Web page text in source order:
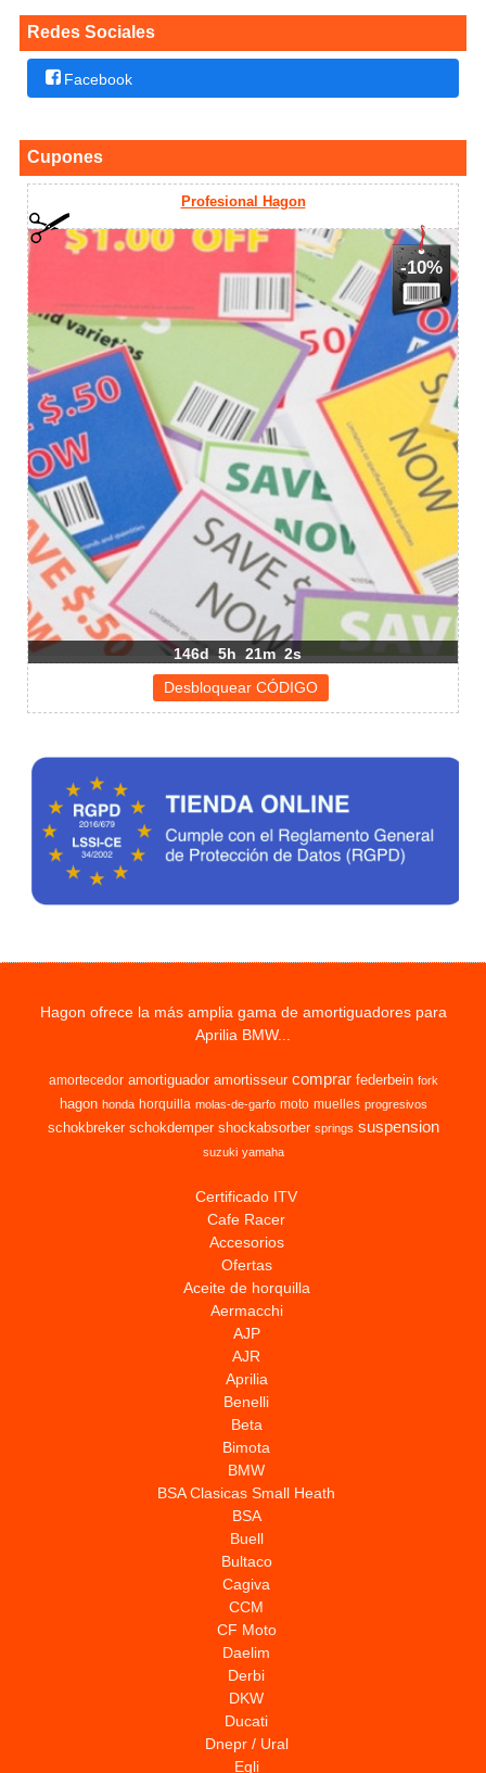
Redes Sociales
Facebook
Cupones
Profesional Hagon
-10%
146d 5h 21m 1s
Hagon ofrece la más amplia gama de amortiguadores para
Aprilia BMW...
amortecedor amortiguador amortisseur comprar federbein fork
hagon honda horquilla molas-de-garfo moto muelles progresivos
schokbreker schokdemper shockabsorber springs suspension
suzuki yamaha
Certificado ITV
Cafe Racer
Accesorios
Ofertas
Aceite de horquilla
Aermacchi
AJP
AJR
Aprilia
Benelli
Beta
Bimota
BMW
BSA Clasicas Small Heath
BSA
Buell
Bultaco
Cagiva
CCM
CF Moto
Daelim
Derbi
DKW
Ducati
Dnepr / Ural
Egli